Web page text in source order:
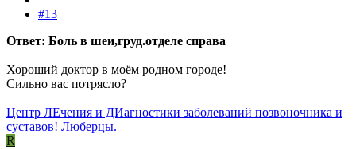
#13
Ответ: Боль в шеи,груд.отделе справа
Хороший доктор в моём родном городе!
Сильно вас потрясло?
Центр ЛЕчения и ДИагностики заболеваний позвоночника и
суставов! Люберцы.
R